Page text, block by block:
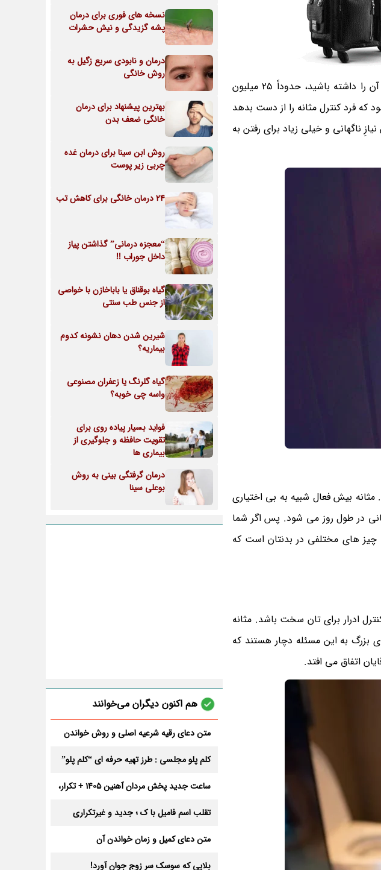
طبق مطالعات انجام شده، بی اختیاری در ادرار یا بیرون ریختن ناگهانی ادرار بدون این که کنترل آن را داشته باشید، حدوداً 25 میلیون
که فرد کنترل مثانه را از دست بدهد
ناگهانی و خیلی زیاد برای رفتن به
باشد. مثانه بیش فعال شبیه به بی اختیاری
در طول روز می شود. پس اگر شما
چیز های مختلفی در بدنتان است که
ادرار برای تان سخت باشد. مثانه
موجود، بیش از 33 میلیون نفر در کشور های بزرگ به این مسئله دچار هستند که
اتفاق می‌ افتد.
نسخه های فوری برای درمان
پشه گزیدگی و نیش حشرات
درمان و نابودی سریع زگیل به
روش خانگی
بهترین پیشنهاد برای درمان
خانگی ضعف بدن
روش ابن سینا برای درمان غده
چربی زیر پوست
24 درمان خانگی برای کاهش تب
“معجزه درمانی” گذاشتن پیاز
داخل جوراب !!
گیاه بوقناق یا باباخازن با خواصی
از جنس طب سنتی
شیرین شدن دهان نشونه کدوم
بیماریه؟
گیاه گلرنگ یا زعفران مصنوعی
واسه چی خوبه؟
فواید بسیار پیاده روی برای
تقویت حافظه و جلوگیری از
بیماری ها
درمان گرفتگی بینی به روش
بوعلی سینا
هم اکنون دیگران می‌خوانند
متن دعای رقیه شرعیه اصلی و روش خواندن
کلم پلو مجلسی : طرز تهیه حرفه ای “کلم پلو”
ساعت جدید پخش مردان آهنین 1405 + تکرار،
تقلب اسم فامیل با ک ؛ جدید و غیرتکراری
متن دعای کمیل و زمان خواندن آن
بلایی که سوسک سر زوج جوان آورد!